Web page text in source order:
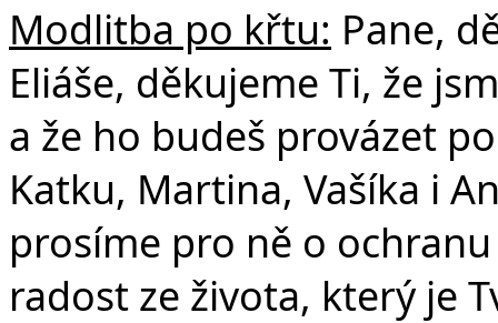
Modlitba po křtu: Pane,
Eliáše, děkujeme Ti, že
a že ho budeš provázet
Katku, Martina, Vašíka i
prosíme pro ně o
radost ze života, který je